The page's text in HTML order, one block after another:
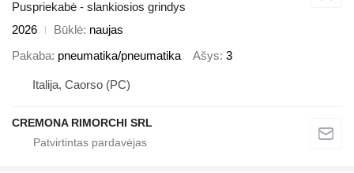
Puspriekabė - slankiosios grindys
2026
Būklė naujas
Pakaba pneumatika/pneumatika Ašys 3
Italija, Caorso (PC)
CREMONA RIMORCHI SRL